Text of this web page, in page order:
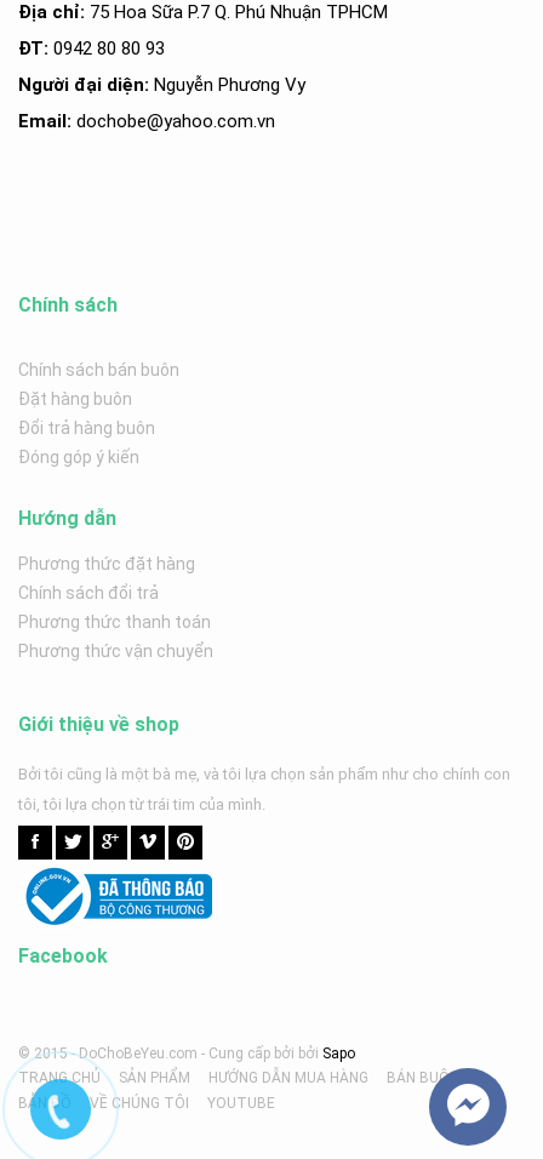
Địa chỉ: 75 Hoa Sữa P.7 Q. Phú Nhuận TPHCM
ĐT: 0942 80 80 93
Người đại diện: Nguyễn Phương Vy
Email: dochobe@yahoo.com.vn
Chính sách
Chính sách bán buôn
Đặt hàng buôn
Đổi trả hàng buôn
Đóng góp ý kiến
Hướng dẫn
Phương thức đặt hàng
Chính sách đổi trả
Phương thức thanh toán
Phương thức vận chuyển
Giới thiệu về shop
Bởi tôi cũng là một bà mẹ, và tôi lựa chọn sản phẩm như cho chính con
tôi, tôi lựa chọn từ trái tim của mình.
Facebook
© 2015 - DoChoBeYeu.com - Cung cấp bởi bởi Sapo
TRANG CHỦ
SẢN PHẨM HƯỚNG DẪN MUA HÀNG
BÁN BUÔN
BẢN ĐỒ
VỀ CHÚNG TÔI YOUTUBE